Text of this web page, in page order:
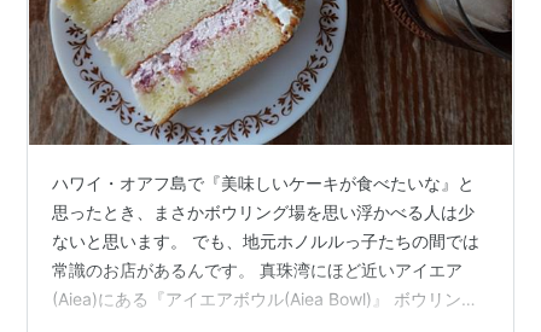
ハワイ・オアフ島で『美味しいケーキが食べたいな』と
思ったとき、まさかボウリング場を思い浮かべる人は少
ないと思います。 でも、地元ホノルルっ子たちの間では
常識のお店があるんです。 真珠湾にほど近いアイエア
(Aiea)にある『アイエアボウル(Aiea Bowl)』 ボウリング